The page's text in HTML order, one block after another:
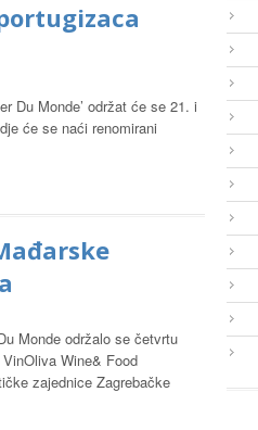
Du Monde’ održat će se 21. i
će se naći renomirani
Monde održalo se četvrtu
Wine& Food
zajednice Zagrebačke